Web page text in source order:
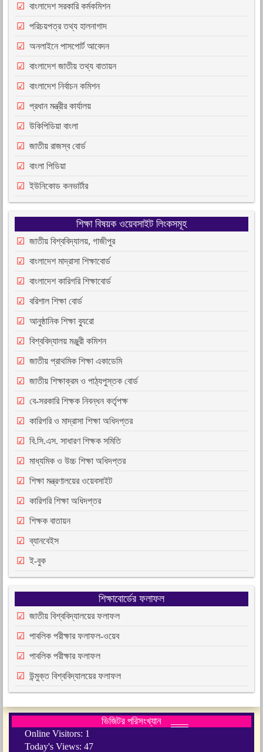
বাংলাদেশ সরকারি কর্মকমিশন
পরিচয়পত্র তথ্য হালনাগাদ
অনলাইনে পাসপোর্ট আবেদন
বাংলাদেশ জাতীয় তথ্য বাতায়ন
বাংলাদেশ নির্বাচন কমিশন
প্রধান মন্ত্রীর কার্যালয়
উকিপিডিয়া বাংলা
জাতীয় রাজস্ব বোর্ড
বাংলা পিডিয়া
ইউনিকোড কনভার্টার
শিক্ষা বিষয়ক ওয়েবসাইট লিংকসমূহ
জাতীয় বিশ্ববিদ্যালয়, গাজীপুর
বাংলাদেশ মাদ্রাসা শিক্ষাবোর্ড
বাংলাদেশ কারিগরি শিক্ষাবোর্ড
বরিশাল শিক্ষা বোর্ড
আনুষ্ঠানিক শিক্ষা ব্যুরো
বিশ্ববিদ্যালয় মঞ্জুরী কমিশন
জাতীয় প্রাথমিক শিক্ষা একাডেমি
জাতীয় শিক্ষাক্রম ও পাঠ্যপুস্তক বোর্ড
বে-সরকারি শিক্ষক নিবন্ধন কর্তৃপক্ষ
কারিগরি ও মাদ্রাসা শিক্ষা অধিদপ্তর
বি.সি.এস. সাধারণ শিক্ষক সমিতি
মাধ্যমিক ও উচ্চ শিক্ষা অধিদপ্তর
শিক্ষা মন্ত্রণালয়ের ওয়েবসাইট
কারিগরি শিক্ষা অধিদপ্তর
শিক্ষক বাতায়ন
ব্যানবেইস
ই-বুক
শিক্ষাবোর্ডের ফলাফল
জাতীয় বিশ্ববিদ্যালয়ের ফলাফল
পাবলিক পরীক্ষার ফলাফল-ওয়েব
পাবলিক পরীক্ষার ফলাফল
উন্মুক্ত বিশ্ববিদ্যালয়ের ফলাফল
ভিজিটর পরিসংখ্যান
Online Visitors: 1
Today's Views: 47